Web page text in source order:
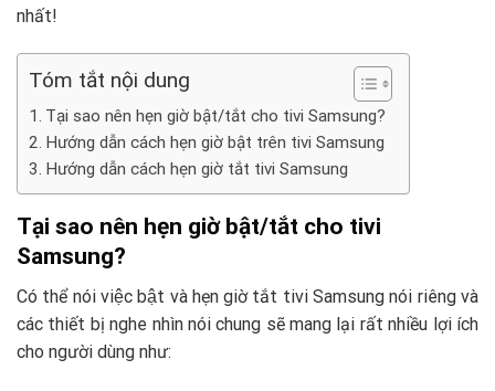
nhất!
Tóm tắt nội dung
Tại sao nên hẹn giờ bật/tắt cho tivi Samsung?
Hướng dẫn cách hẹn giờ bật trên tivi Samsung
Hướng dẫn cách hẹn giờ tắt tivi Samsung
Tại sao nên hẹn giờ bật/tắt cho tivi
Samsung?
Có thể nói việc bật và hẹn giờ tắt tivi Samsung nói riêng và
các thiết bị nghe nhìn nói chung sẽ mang lại rất nhiều lợi ích
cho người dùng như: